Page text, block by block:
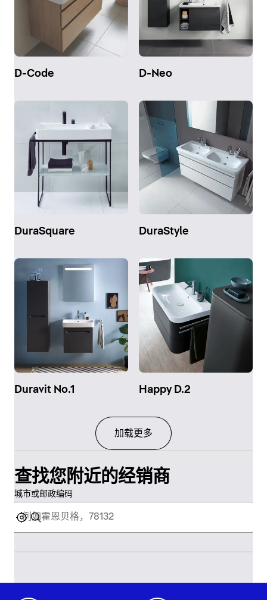
D-Code D-Neo
DuraSquare DuraStyle
Duravit No.1 Happy D.2
加载更多
查找您附近的经销商
城市或邮政编码